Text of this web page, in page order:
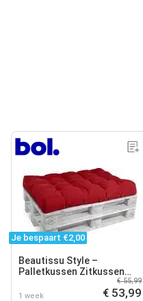
Je bespaart €2,00
Beautissu Style –
Palletkussen Zitkussen
Palletbank – Matraskussen
1 week
€ 55,99
€ 53,99